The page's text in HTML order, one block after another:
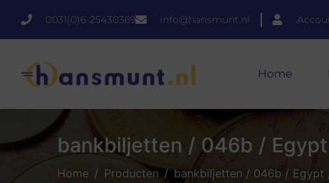
0031(0)6-25430369 info@hansmunt.nl
Home
bankbiljetten / 046b /
Home Producten bankbiljetten / 046b / Egypt